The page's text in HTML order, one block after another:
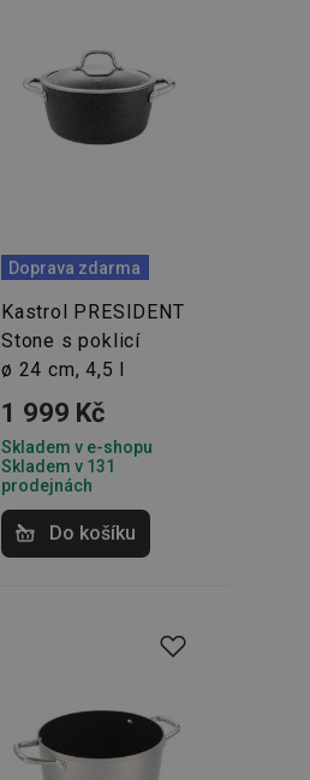
Doprava zdarma
Kastrol PRESIDENT
Stone s poklicí
ø 24 cm, 4,5 l
1 999 Kč
Skladem v e-shopu
Skladem v 131
prodejnách
Do košíku